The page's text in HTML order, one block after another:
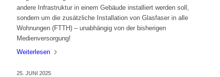
andere Infrastruktur in einem Gebäude installiert werden soll,
sondern um die zusätzliche Installation von Glasfaser in alle
Wohnungen (FTTH) – unabhängig von der bisherigen
Medienversorgung!
Weiterlesen
25. JUNI 2025